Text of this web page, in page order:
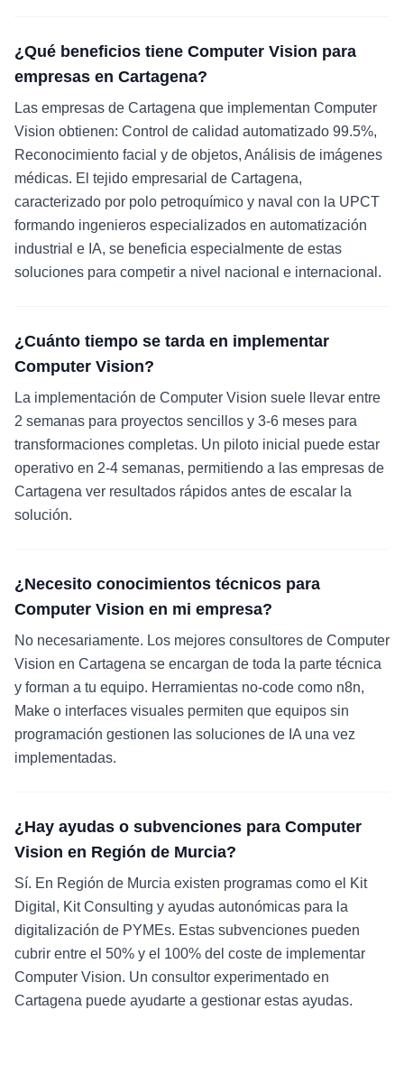
¿Qué beneficios tiene Computer Vision para
empresas en Cartagena?
Las empresas de Cartagena que implementan Computer
Vision obtienen: Control de calidad automatizado 99.5%,
Reconocimiento facial y de objetos, Análisis de imágenes
médicas. El tejido empresarial de Cartagena,
caracterizado por polo petroquímico y naval con la UPCT
formando ingenieros especializados en automatización
industrial e IA, se beneficia especialmente de estas
soluciones para competir a nivel nacional e internacional.
¿Cuánto tiempo se tarda en implementar
Computer Vision?
La implementación de Computer Vision suele llevar entre
2 semanas para proyectos sencillos y 3-6 meses para
transformaciones completas. Un piloto inicial puede estar
operativo en 2-4 semanas, permitiendo a las empresas de
Cartagena ver resultados rápidos antes de escalar la
solución.
¿Necesito conocimientos técnicos para
Computer Vision en mi empresa?
No necesariamente. Los mejores consultores de Computer
Vision en Cartagena se encargan de toda la parte técnica
y forman a tu equipo. Herramientas no-code como n8n,
Make o interfaces visuales permiten que equipos sin
programación gestionen las soluciones de IA una vez
implementadas.
¿Hay ayudas o subvenciones para Computer
Vision en Región de Murcia?
Sí. En Región de Murcia existen programas como el Kit
Digital, Kit Consulting y ayudas autonómicas para la
digitalización de PYMEs. Estas subvenciones pueden
cubrir entre el 50% y el 100% del coste de implementar
Computer Vision. Un consultor experimentado en
Cartagena puede ayudarte a gestionar estas ayudas.